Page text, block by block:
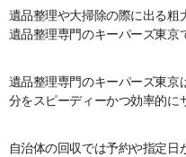
遺品整理や大掃除の際に出る粗
遺品整理専門のキーパーズ東京
遺品整理専門のキーパーズ東京
分をスピーディーかつ効率的に
自治体の回収では予約や指定